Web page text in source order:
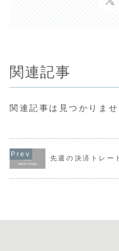
関連記事
関連記事は見つかりませ
先週の決済トレー